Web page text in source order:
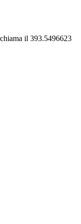
il 393.5496623